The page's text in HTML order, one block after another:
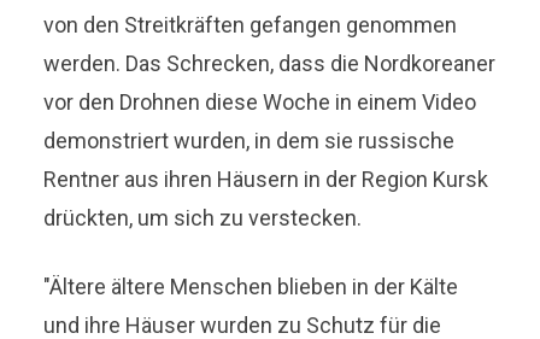
von den Streitkräften gefangen genommen
werden. Das Schrecken, dass die Nordkoreaner
vor den Drohnen diese Woche in einem Video
demonstriert wurden, in dem sie russische
Rentner aus ihren Häusern in der Region Kursk
drückten, um sich zu verstecken.
"Ältere ältere Menschen blieben in der Kälte
und ihre Häuser wurden zu Schutz für die